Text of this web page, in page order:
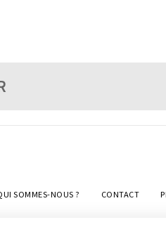
SOMMES-NOUS ? CONTACT